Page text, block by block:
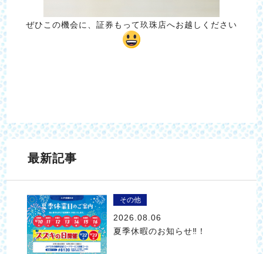
ぜひこの機会に、証券もって玖珠店へお越しください
最新記事
その他
2026.08.06
夏季休暇のお知らせ‼！